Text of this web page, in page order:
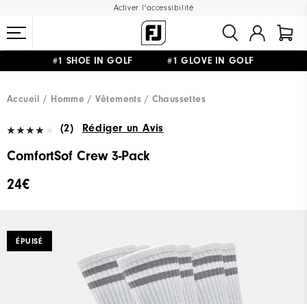
Activer l'accessibilité
#1 SHOE IN GOLF #1 GLOVE IN GOLF
Accueil
Homme Vêtements Chaussettes
(2) Rédiger un Avis
ComfortSof Crew 3-Pack
24€
ÉPUISÉ